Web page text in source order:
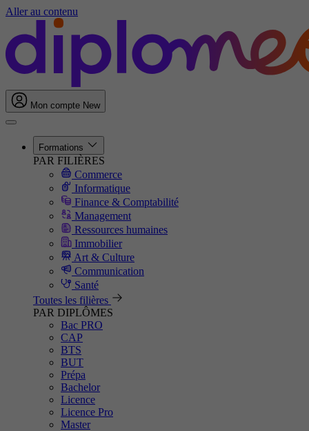
Aller au contenu
Mon compte New
Formations
PAR FILIÈRES
Commerce
Informatique
Finance & Comptabilité
Management
Ressources humaines
Immobilier
Art & Culture
Communication
Santé
Toutes les filières
PAR DIPLÔMES
Bac PRO
CAP
BTS
BUT
Prépa
Bachelor
Licence
Licence Pro
Master